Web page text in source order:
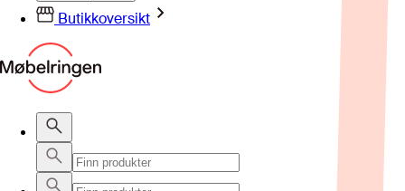
Butikkoversikt